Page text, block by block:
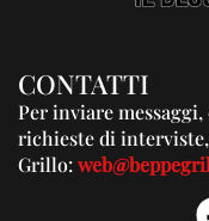
CONTATTI
Per inviare
richieste di interviste,
Grillo: